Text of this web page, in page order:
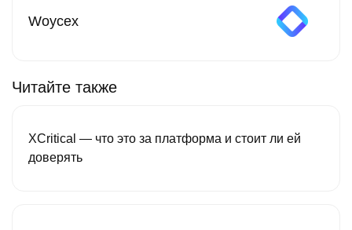
Woycex
Читайте также
XCritical — что это за платформа и стоит ли ей
доверять